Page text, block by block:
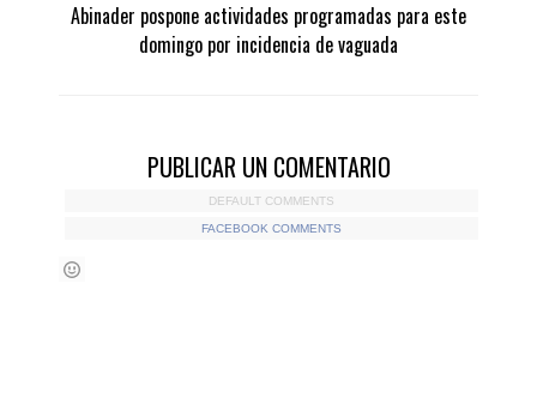
Abinader pospone actividades programadas para este
domingo por incidencia de vaguada
PUBLICAR UN COMENTARIO
DEFAULT COMMENTS
FACEBOOK COMMENTS